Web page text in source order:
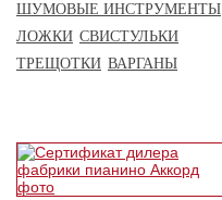
ШУМОВЫЕ ИНСТРУМЕНТЫ
ЛОЖКИ СВИСТУЛЬКИ
ТРЕЩОТКИ ВАРГАНЫ